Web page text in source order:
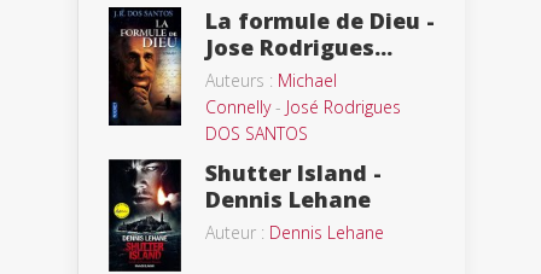
La formule de Dieu -
Jose Rodrigues...
Auteurs : Michael
Connelly- José Rodrigues
DOS SANTOS
Shutter Island -
Dennis Lehane
Auteur : Dennis Lehane